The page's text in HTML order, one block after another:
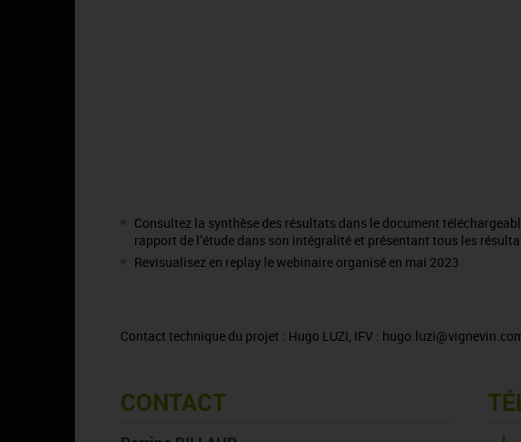
Consultez la synthèse des résultats dans le document
rapport de l’étude dans son intégralité et présentant tous les
Revisualisez en replay le webinaire organisé en mai 2023
Contact technique du projet : Hugo LUZI, IFV :
CONTACT